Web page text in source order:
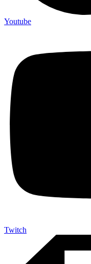
Youtube
Twitch